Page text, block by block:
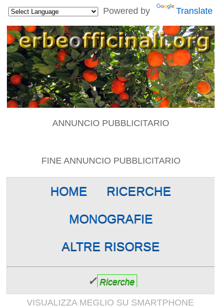
Powered by Translate
ANNUNCIO PUBBLICITARIO
FINE ANNUNCIO PUBBLICITARIO
HOME RICERCHE
MONOGRAFIE
ALTRE RISORSE
✓ Ricerche
VISUALIZZA MEGLIO SU SMARTPHONE